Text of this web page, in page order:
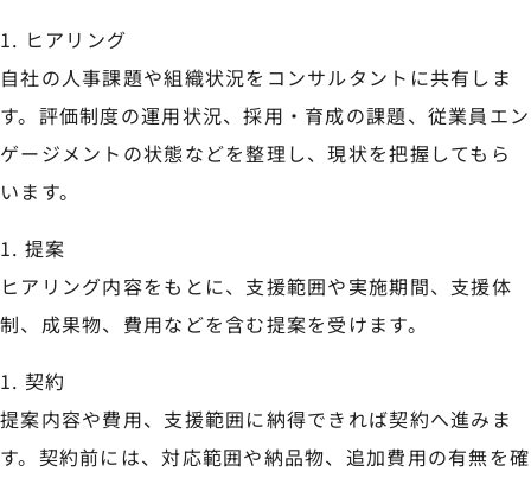
ヒアリング
自社の人事課題や組織状況をコンサルタントに共有しま
す。評価制度の運用状況、採用・育成の課題、従業員エン
ゲージメントの状態などを整理し、現状を把握してもら
います。
提案
ヒアリング内容をもとに、支援範囲や実施期間、支援体
制、成果物、費用などを含む提案を受けます。
契約
提案内容や費用、支援範囲に納得できれば契約へ進みま
す。契約前には、対応範囲や納品物、追加費用の有無を確